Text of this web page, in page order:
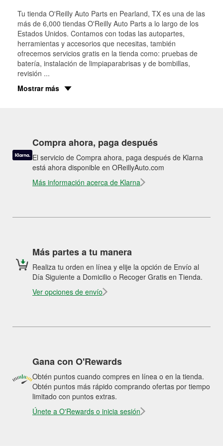
Tu tienda O'Reilly Auto Parts en Pearland, TX es una de las
más de 6,000 tiendas O'Reilly Auto Parts a lo largo de los
Estados Unidos. Contamos con todas las autopartes,
herramientas y accesorios que necesitas, también
ofrecemos servicios gratis en la tienda como: pruebas de
batería, instalación de limpiaparabrisas y de bombillas,
revisión ...
Mostrar más
Compra ahora, paga después
El servicio de Compra ahora, paga después de Klarna
está ahora disponible en OReillyAuto.com
Más información acerca de Klarna
Más partes a tu manera
Realiza tu orden en línea y elije la opción de Envío al
Día Siguiente a Domicilio o Recoger Gratis en Tienda.
Ver opciones de envío
Gana con O'Rewards
Obtén puntos cuando compres en línea o en la tienda.
Obtén puntos más rápido comprando ofertas por tiempo
limitado con puntos extras.
Únete a O'Rewards o inicia sesión